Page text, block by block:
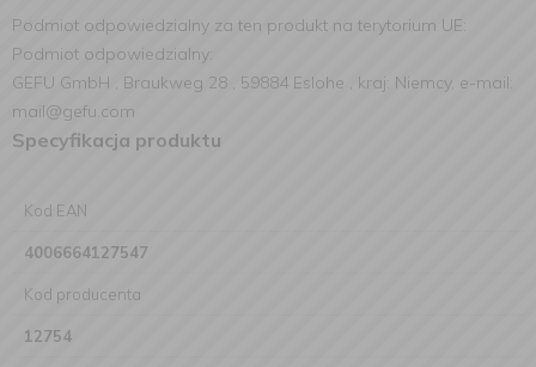
Podmiot odpowiedzialny za ten produkt na terytorium UE:
Podmiot odpowiedzialny:
GEFU GmbH , Braukweg 28 , 59884 Eslohe , kraj: Niemcy, e-mail:
mail@gefu.com
Specyfikacja produktu
Kod EAN
4006664127547
Kod producenta
12754